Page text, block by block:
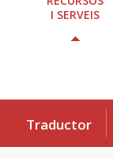
I SERVEIS
Traductor